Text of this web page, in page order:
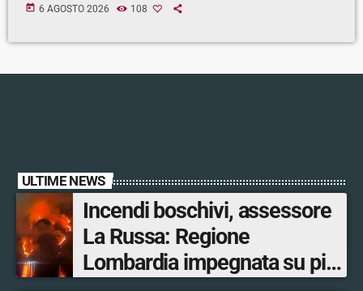
today 6 AGOSTO 2026 108
ULTIME NEWS
Incendi boschivi, assessore
La Russa: Regione
Lombardia impegnata su più